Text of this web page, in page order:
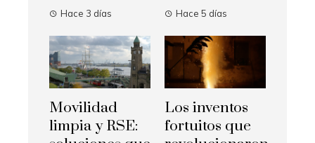
Hace 3 días Hace 5 días
Movilidad
limpia y RSE:
Los inventos
fortuitos que